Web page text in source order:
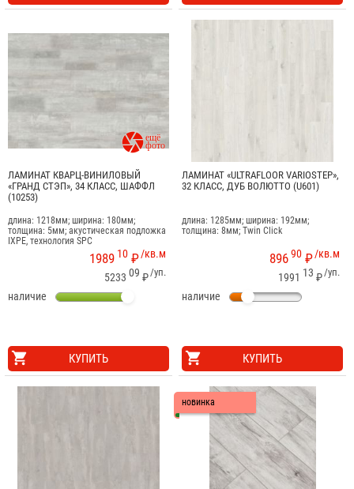

ЛАМИНАТ КВАРЦ-ВИНИЛОВЫЙ
«ГРАНД СТЭП», 34 КЛАСС, ШАФФЛ
(10253)
длина: 1218мм; ширина: 180мм;
толщина: 5мм; акустическая подложка
IXPE, технология SPC
/кв.м
1989 10 ₽
/уп.
5233 09 ₽
наличие
КУПИТЬ
ЛАМИНАТ «ULTRAFLOOR VARIOSTEP»,
32 КЛАСС, ДУБ ВОЛЮТТО (U601)
длина: 1285мм; ширина: 192мм;
толщина: 8мм; Twin Click
/кв.м
89690 ₽
/уп.
1991 13 ₽
наличие
КУПИТЬ
новинка